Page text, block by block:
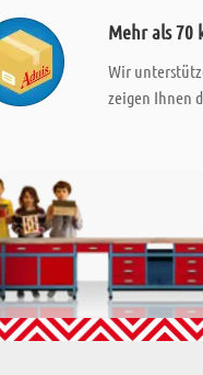
Mehr als 70
Wir
zeigen Ihnen